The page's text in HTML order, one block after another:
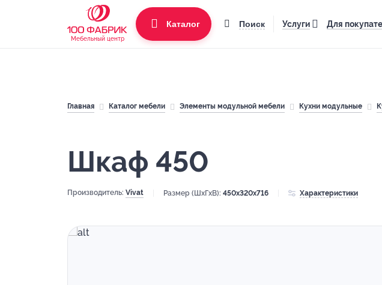
Мебельный центр
Каталог Поиск Услуги Для
Главная Каталог мебели Элементы модульной мебели Кухни модульные
Шкаф 450
Производитель: Vivat Размер (ШхГхВ): 450x320x716 Характеристики